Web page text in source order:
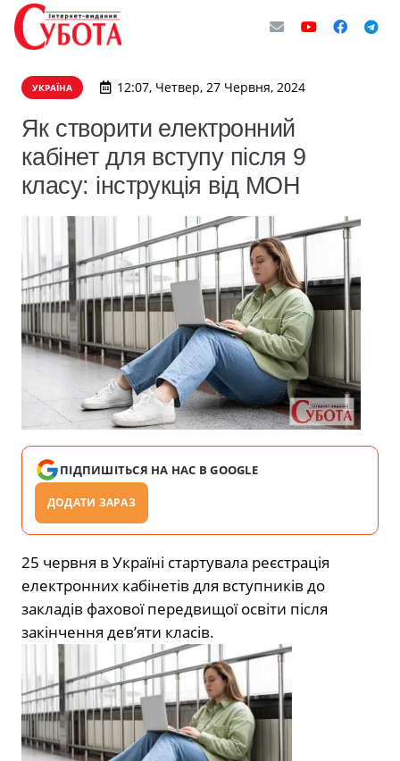
УКРАЇНА 12:07, Четвер, 27 Червня, 2024
Як створити електронний
кабінет для вступу після 9
класу: інструкція від МОН
ПІДПИШІТЬСЯ НА НАС В GOOGLE
ДОДАТИ ЗАРАЗ
25 червня в Україні стартувала реєстрація
електронних кабінетів для вступників до
закладів фахової передвищої освіти після
закінчення дев’яти класів.